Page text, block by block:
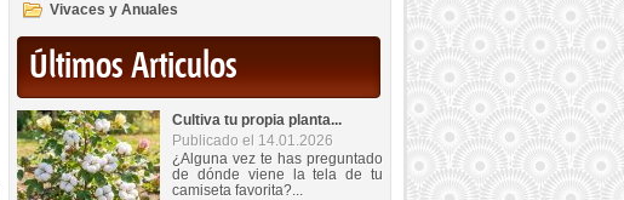
Vivaces y Anuales
Últimos Articulos
Cultiva tu propia planta...
Publicado el 14.01.2026
¿Alguna vez te has preguntado
de dónde viene la tela de tu
camiseta favorita?...